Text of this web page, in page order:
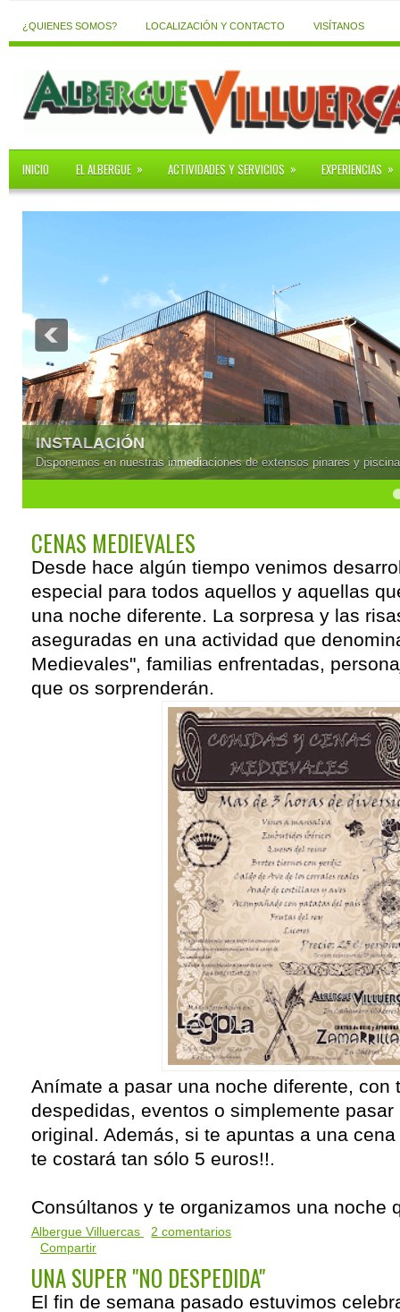
¿QUIENES SOMOS? LOCALIZACIÓN Y CONTACTO VISÍTANOS
INICIO EL ALBERGUE » ACTIVIDADES Y SERVICIOS » EXPERIENCIAS »
INSTALACIÓN
Disponemos en nuestras inmediaciones de extensos pinares y
CENAS MEDIEVALES
Desde hace algún tiempo venimos
especial para todos aquellos y aquellas
una noche diferente. La sorpresa y las
aseguradas en una actividad que
Medievales", familias enfrentadas,
que os sorprenderán.
Anímate a pasar una noche diferente, con
despedidas, eventos o simplemente pasar
original. Además, si te apuntas a una
te costará tan sólo 5 euros!!.
Consúltanos y te organizamos una noche
Albergue Villuercas
2 comentarios
Compartir
UNA SUPER "NO DESPEDIDA"
El fin de semana pasado estuvimos